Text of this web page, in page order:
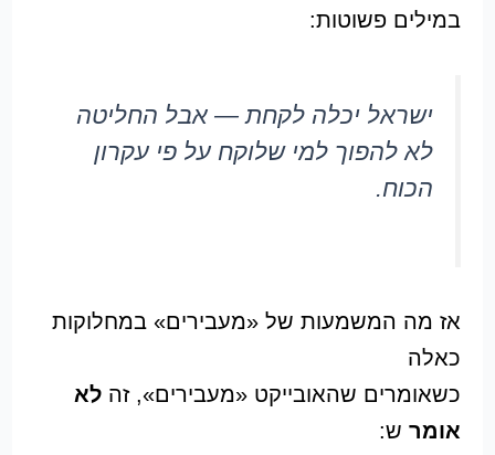
במילים פשוטות:
ישראל יכלה לקחת — אבל החליטה
לא להפוך למי שלוקח על פי עקרון
הכוח.
אז מה המשמעות של «מעבירים» במחלוקות
כאלה
כשאומרים שהאובייקט «מעבירים», זה לא
אומרש: